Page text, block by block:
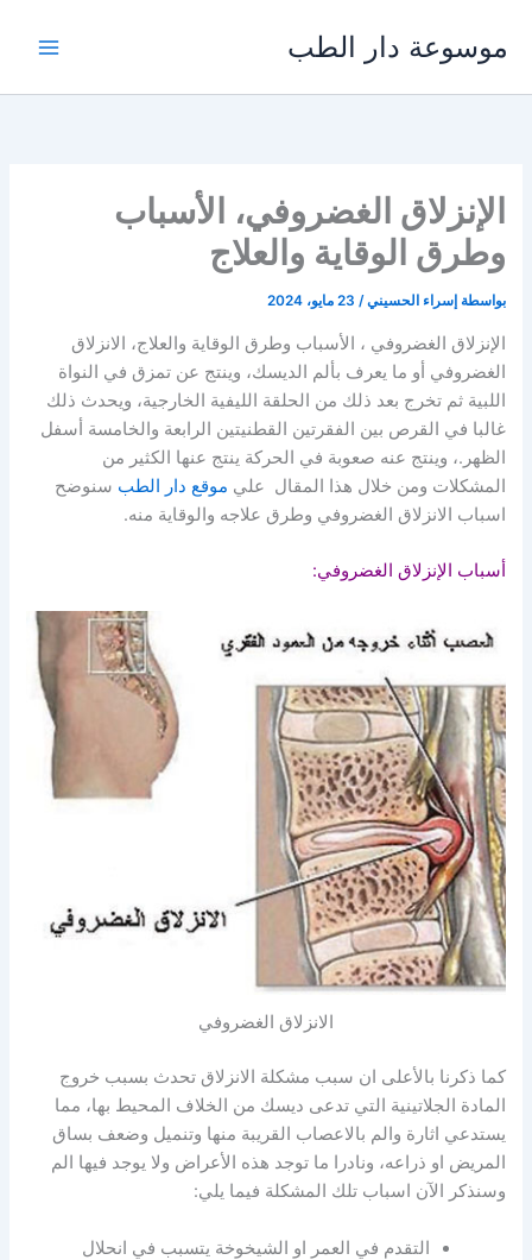
المحتوى
موسوعة دار الطب
الإنزلاق الغضروفي، الأسباب
وطرق الوقاية والعلاج
بواسطة إسراء الحسيني/ 23 مايو، 2024
الإنزلاق الغضروفي ، الأسباب وطرق الوقاية والعلاج، الانزلاق
الغضروفي أو ما يعرف بألم الديسك، وينتج عن تمزق في النواة
اللبية ثم تخرج بعد ذلك من الحلقة الليفية الخارجية، ويحدث ذلك
غالبا في القرص بين الفقرتين القطنيتين الرابعة والخامسة أسفل
الظهر.، وينتج عنه صعوبة في الحركة ينتج عنها الكثير من
المشكلات ومن خلال هذا المقال علي موقع دار الطب سنوضح
اسباب الانزلاق الغضروفي وطرق علاجه والوقاية منه.
أسباب الإنزلاق الغضروفي:
الانزلاق الغضروفي
كما ذكرنا بالأعلى ان سبب مشكلة الانزلاق تحدث بسبب خروج
المادة الجلاتينية التي تدعى ديسك من الخلاف المحيط بها، مما
يستدعي اثارة والم بالاعصاب القريبة منها وتنميل وضعف بساق
المريض او ذراعه، ونادرا ما توجد هذه الأعراض ولا يوجد فيها الم
وسنذكر الآن اسباب تلك المشكلة فيما يلي:
التقدم في العمر او الشيخوخة يتسبب في انحلال